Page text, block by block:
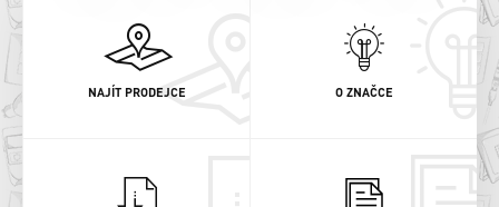
NAJÍT PRODEJCE O ZNAČCE